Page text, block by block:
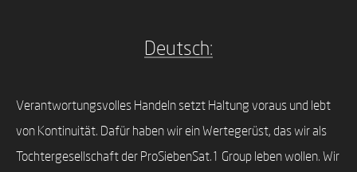
Deutsch:
Verantwortungsvolles Handeln setzt Haltung voraus und lebt
von Kontinuität. Dafür haben wir ein Wertegerüst, das wir als
Tochtergesellschaft der ProSiebenSat.1 Group leben wollen. Wir